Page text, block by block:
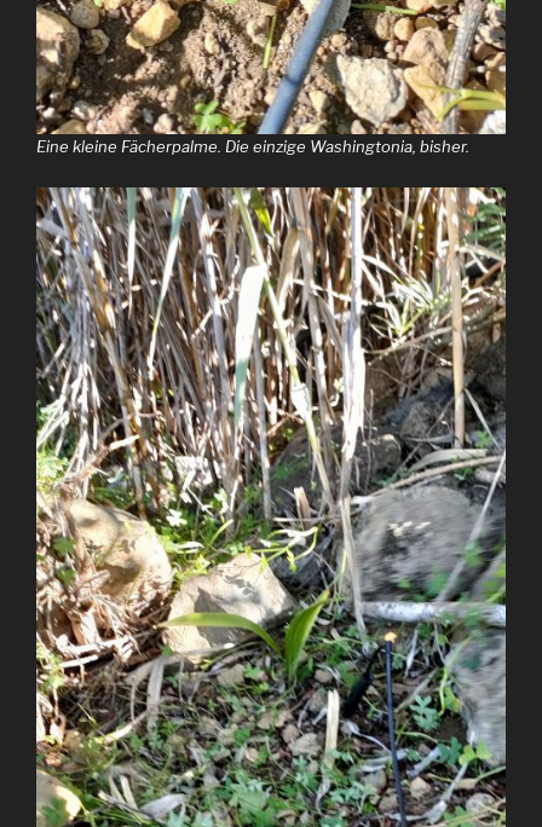
Eine kleine Fächerpalme. Die einzige Washingtonia, bisher.